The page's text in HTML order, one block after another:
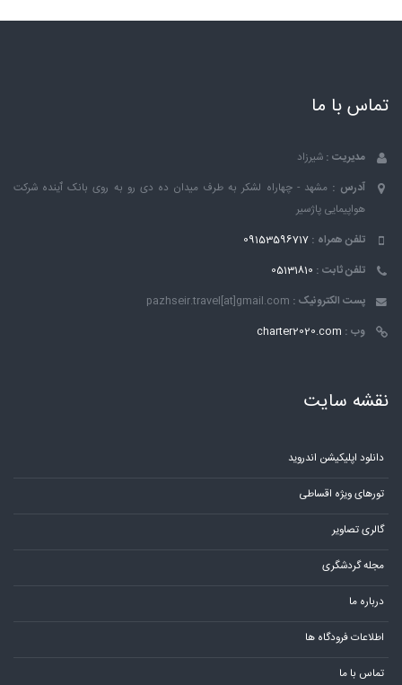
تماس با ما
مدیریت : شیرزاد
آدرس : مشهد - چهاراه لشکر به طرف میدان ده دی رو به روی بانک ٱینده شرکت
هواپیمایی پاژسیر
تلفن همراه : 09153596717
تلفن ثابت : 05131810
پست الکترونیک : pazhseir.travel[at]gmail.com
وب : charter2020.com
نقشه سایت
دانلود اپلیکیشن اندروید
تورهای ویژه اقساطی
گالری تصاویر
مجله گردشگری
درباره ما
اطلاعات فرودگاه ها
تماس با ما